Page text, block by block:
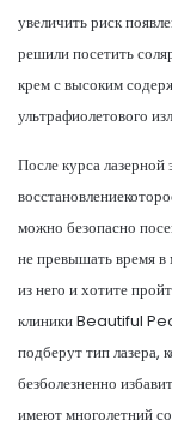
увеличить риск
решили посетить
крем с высоким
ультрафиолетового
После курса
можно безопасно
не превышать время в
из него и хотите
клиники Beautiful
подберут тип лазера,
безболезненно
имеют многолетний